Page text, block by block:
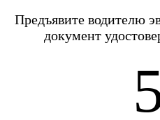
Предъявите водителю
документ